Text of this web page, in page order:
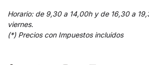
Horario: de 9,30 a 14,00h y de 16,30 a
viernes.
(*) Precios con Impuestos incluidos